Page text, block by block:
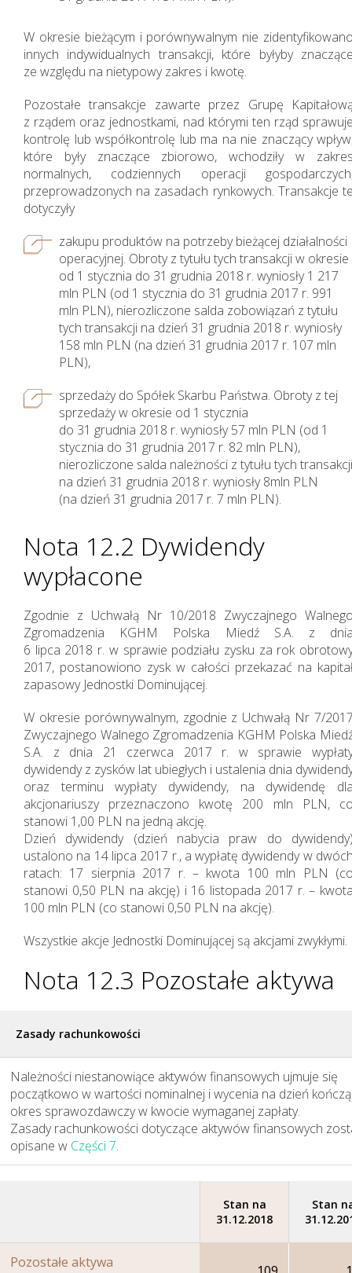
Działania w sferze
środowiska
naturalnego
Nasza działalność i jej
wyniki w 2018 roku
Perspektywy
W okresie bieżącym i porównywalnym nie
innych indywidualnych transakcji, które byłyby
ze względu na nietypowy zakres i kwotę.
Pozostałe transakcje zawarte przez Grupę
z rządem oraz jednostkami, nad którymi ten rząd
kontrolę lub współkontrolę lub ma na nie znaczący
które były znaczące zbiorowo, wchodziły w
normalnych, codziennych operacji
przeprowadzonych na zasadach rynkowych. Transakcje
dotyczyły
zakupu produktów na potrzeby bieżącej działalności
operacyjnej. Obroty z tytułu tych transakcji w okresie
od 1 stycznia do 31 grudnia 2018 r. wyniosły 1 217
mln PLN (od 1 stycznia do 31 grudnia 2017 r. 991
mln PLN), nierozliczone salda zobowiązań z tytułu
tych transakcji na dzień 31 grudnia 2018 r. wyniosły
158 mln PLN (na dzień 31 grudnia 2017 r. 107 mln
PLN),
sprzedaży do Spółek Skarbu Państwa. Obroty z tej
sprzedaży w okresie od 1 stycznia
do 31 grudnia 2018 r. wyniosły 57 mln PLN (od 1
stycznia do 31 grudnia 2017 r. 82 mln PLN),
nierozliczone salda należności z tytułu tych transakcji
na dzień 31 grudnia 2018 r. wyniosły 8mln PLN
(na dzień 31 grudnia 2017 r. 7 mln PLN).
Nota 12.2 Dywidendy
wypłacone
Zgodnie z Uchwałą Nr 10/2018 Zwyczajnego
Zgromadzenia KGHM Polska Miedź S.A. z
6 lipca 2018 r. w sprawie podziału zysku za rok
2017, postanowiono zysk w całości przekazać na
zapasowy Jednostki Dominującej.
W okresie porównywalnym, zgodnie z Uchwałą Nr 7/
Zwyczajnego Walnego Zgromadzenia KGHM Polska
S.A. z dnia 21 czerwca 2017 r. w sprawie
dywidendy z zysków lat ubiegłych i ustalenia dnia
oraz terminu wypłaty dywidendy, na dywidendę
akcjonariuszy przeznaczono kwotę 200 mln PLN,
stanowi 1,00 PLN na jedną akcję.
Dzień dywidendy (dzień nabycia praw do
ustalono na 14 lipca 2017 r., a wypłatę dywidendy w
ratach: 17 sierpnia 2017 r. – kwota 100 mln PLN
stanowi 0,50 PLN na akcję) i 16 listopada 2017 r. –
100 mln PLN (co stanowi 0,50 PLN na akcję).
Wszystkie akcje Jednostki Dominującej są akcjami zwykłymi.
Nota 12.3 Pozostałe aktywa
Zasady rachunkowości
Należności niestanowiące aktywów finansowych ujmuje się
początkowo w wartości nominalnej i wycenia na dzień
okres sprawozdawczy w kwocie wymaganej zapłaty.
Zasady rachunkowości dotyczące aktywów finansowych
opisane w Części 7.
Stan na
31.12.2018
Stan
Pozostałe aktywa